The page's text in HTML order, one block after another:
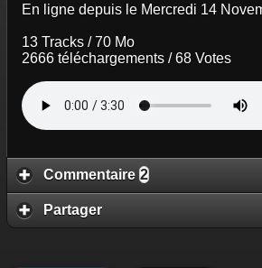
En ligne depuis le Mercredi 14
13 Tracks / 70 Mo
2666 téléchargements / 68 Votes
Commentaire 2
Partager